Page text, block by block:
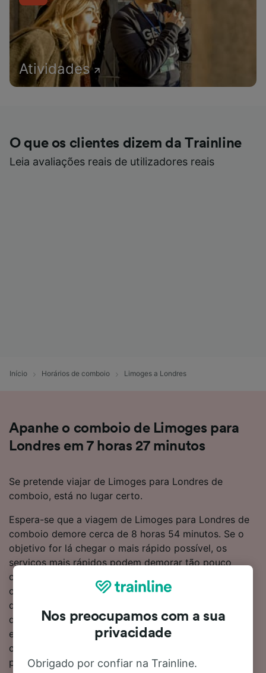
Atividades
O que os clientes dizem da Trainline
Leia avaliações reais de utilizadores reais
Início Horários de comboio Limoges a Londres
Apanhe o comboio de Limoges para
Londres em 7 horas 27 minutos
Se pretende viajar de Limoges para Londres de
comboio, está no lugar certo.
Espera-se que a viagem de Limoges para Londres de
comboio demore cerca de 8 horas 54 minutos. Se o
objetivo for lá chegar o mais rápido possível, os
serviços mais rápidos podem demorar tão pouco
como 7 horas 27 minutos. Este percurso disponibiliza
cerca de 11 comboios por dia, que percorrem a
distância de 638 km. Precisa de fazer 1 transbordo
durante a viagem para Londres, sendo que não
existem serviços diretos neste percurso. Tanto os
comboios da Eurostar como da SNCF operam neste
percurso, oferecendo serviços modernos e
Nos preocupamos com a sua
privacidade
Obrigado por confiar na Trainline.